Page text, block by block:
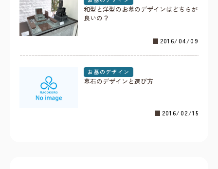
2016/04/09
和型と洋型のお墓のデザインはどちらが
良いの？
お墓のデザイン
2016/02/15
墓石のデザインと選び方